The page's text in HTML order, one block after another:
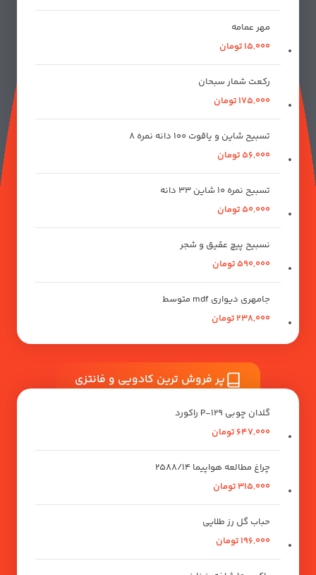
مهر عمامه
15,000تومان
رکعت شمار سبحان
175,000تومان
تسبیح شاین و یاقوت 100 دانه نمره 8
56,000تومان
تسبیح نمره 10 شاین 33 دانه
50,000تومان
نسبیح پیچ عقیق و شجر
590,000تومان
جامهری دیواری mdf متوسط
238,000تومان
پر فروش ترین کادویی و فانتزی
گلدان چوبی P-129 راکورد
647,000 تومان
چراغ مطالعه هواپیما 2588/14
315,000تومان
حباب گل رز طلایی
196,000تومان